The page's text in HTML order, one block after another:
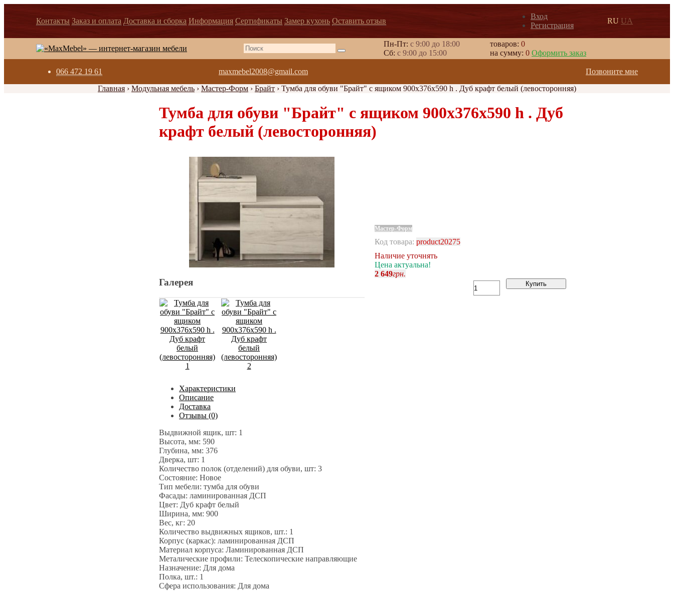
Контакты Заказ и оплата Доставка и сборка Информация Сертификаты Замер кухонь Оставить отзыв
Вход
Регистрация
RU UA
Пн-Пт: с 9:00 до 18:00
Cб: с 9:00 до 15:00
товаров: 0
на сумму: 0 Оформить заказ
066 472 19 61 maxmebel2008@gmail.com
Позвоните мне
Главная › Модульная мебель › Мастер-Форм › Брайт › Тумба для обуви "Брайт" с ящиком 900х376х590 h . Дуб крафт белый (левосторонняя)
Тумба для обуви "Брайт" с ящиком 900х376х590 h . Дуб
крафт белый (левосторонняя)
Галерея
Мастер-Форм
Код товара: product20275
Наличие уточнять
Цена актуальна!
2 649грн.
Купить
Характеристики
Описание
Доставка
Отзывы (0)
Выдвижной ящик, шт: 1
Высота, мм: 590
Глубина, мм: 376
Дверка, шт: 1
Количество полок (отделений) для обуви, шт: 3
Состояние: Новое
Тип мебели: тумба для обуви
Фасады: ламинированная ДСП
Цвет: Дуб крафт белый
Ширина, мм: 900
Вес, кг: 20
Количество выдвижных ящиков, шт.: 1
Корпус (каркас): ламинированная ДСП
Материал корпуса: Ламинированная ДСП
Металические профили: Телескопические направляющие
Назначение: Для дома
Полка, шт.: 1
Сфера использования: Для дома